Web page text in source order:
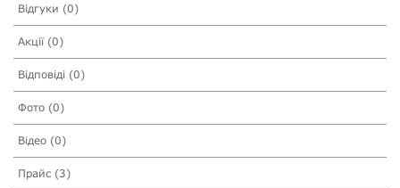
Відгуки (0)
Акції (0)
Відповіді (0)
Фото (0)
Відео (0)
Прайс (3)